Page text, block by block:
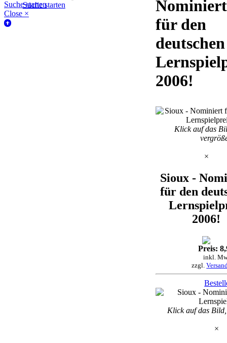
Suche starten
Suche starten
Close ×
Nominiert
für den
deutschen
2006!
Klick auf das
×
Sioux -
für den
2006!
Preis:
inkl.
zzgl.
Klick auf das
×